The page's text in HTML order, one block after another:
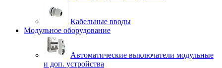
Кабельные вводы
Модульное оборудование
Автоматические выключатели модульные
и доп. устройства